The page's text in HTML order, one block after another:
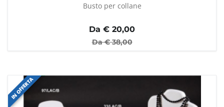
Busto per collane
Da € 20,00
Da €38,00
IN OFFERTA